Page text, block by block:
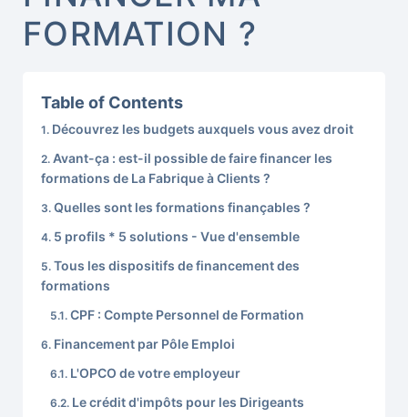
FORMATION ?​
Table of Contents
Découvrez les budgets auxquels vous avez droit
Avant-ça : est-il possible de faire financer les
formations de La Fabrique à Clients ?
Quelles sont les formations finançables ?
5 profils * 5 solutions - Vue d'ensemble
Tous les dispositifs de financement des
formations
CPF : Compte Personnel de Formation
Financement par Pôle Emploi
L'OPCO de votre employeur
Le crédit d'impôts pour les Dirigeants